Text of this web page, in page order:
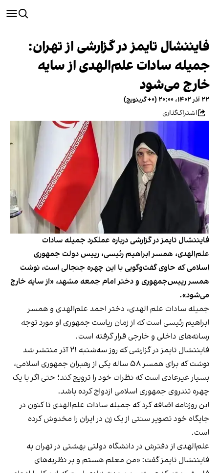
فایننشال تایمز در گزارشی از تهران:
جمیله سادات علم‌الهدی از سایه
خارج می‌شود
۲۲ آذر ۱۴۰۲، ۲۰:۰۰ (‎+۰ گرینویچ)
اشتراک‌گذاری
فایننشال تایمز در گزارشی درباره عملکرد جمیله سادات
علم‌الهدی، همسر ابراهیم رئیسی، رییس دولت جمهوری
اسلامی که حاوی گفت‌وگویی با این چهره جنجالی است، نوشت
همسر رییس‌جمهوری و دختر امام جمعه مشهد، «از سایه خارج
می‌شود».
جمیله سادات علم الهدی، دختر احمد علم‌الهدی و همسر
ابراهیم رئیسی است که از زمان ریاست جمهوری او مورد توجه
رسانه‌های داخلی و خارجی قرار گرفته است.
فایننشال تایمز در گزارشی که روز سه‌شنبه ۲۱ آذر منتشر شد
نوشت که برای همسر ۵۸ ساله یکی از رهبران جمهوری اسلامی،
بسیار غیرعادی است که نظرات خود را ترویج کند؛ حتی اگر با یک
چهره‌ تندروی جمهوری اسلامی ازدواج کرده باشد.
این روزنامه اضافه کرد که جمیله سادات علم‌الهدی تا کنون در
جایگاه خود تصویر سنتی از یک زن در ایران را مخدوش کرده
است.
علم‌الهدی از دفترش در دانشگاه دولتی بهشتی در تهران به
فایننشال تایمز گفت: «من معلم هستم و بر نظریه‌های